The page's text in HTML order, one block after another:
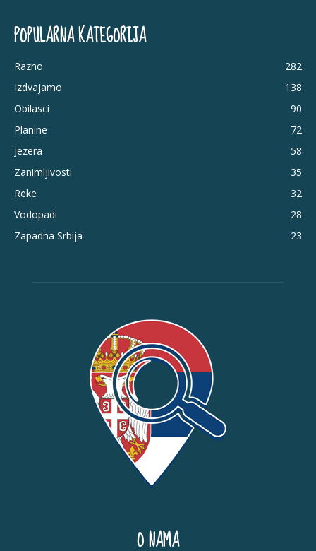
POPULARNA KATEGORIJA
Razno
282
Izdvajamo
138
Obilasci
90
Planine
72
Jezera
58
Zanimljivosti
35
Reke
32
Vodopadi
28
Zapadna Srbija
23
O NAMA